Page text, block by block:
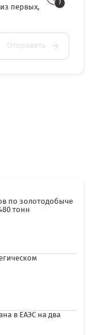
первых,
Отправить
по золотодобыче
тонн
в ЕАЭС на два